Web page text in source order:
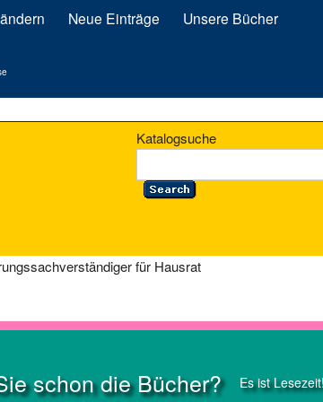
Neue Einträge Unsere Bücher
Katalogsuche
für Hausrat
schon die Bücher? Es ist